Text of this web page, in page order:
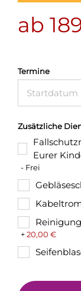
ab
Termine
Zusätzliche
Eurer
- Frei
+ 20,00 €